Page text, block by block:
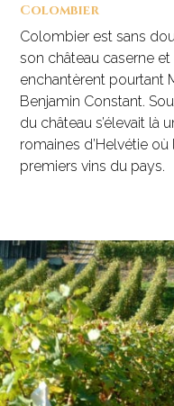
Colombier
Colombier est sans
son château caserne
enchantèrent pourtant
Benjamin Constant.
du château s’élevait là
romaines d’Helvétie
premiers vins du pays.